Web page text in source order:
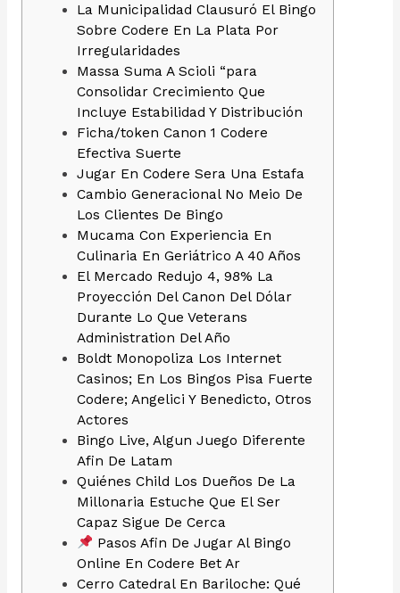
La Municipalidad Clausuró El Bingo
Sobre Codere En La Plata Por
Irregularidades
Massa Suma A Scioli “para
Consolidar Crecimiento Que
Incluye Estabilidad Y Distribución
Ficha/token Canon 1 Codere
Efectiva Suerte
Jugar En Codere Sera Una Estafa
Cambio Generacional No Meio De
Los Clientes De Bingo
Mucama Con Experiencia En
Culinaria En Geriátrico A 40 Años
El Mercado Redujo 4, 98% La
Proyección Del Canon Del Dólar
Durante Lo Que Veterans
Administration Del Año
Boldt Monopoliza Los Internet
Casinos; En Los Bingos Pisa Fuerte
Codere; Angelici Y Benedicto, Otros
Actores
Bingo Live, Algun Juego Diferente
Afin De Latam
Quiénes Child Los Dueños De La
Millonaria Estuche Que El Ser
Capaz Sigue De Cerca
Pasos Afin De Jugar Al Bingo
Online En Codere Bet Ar
Cerro Catedral En Bariloche: Qué